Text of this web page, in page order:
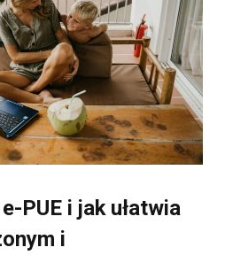
PUE i jak ułatwia
i